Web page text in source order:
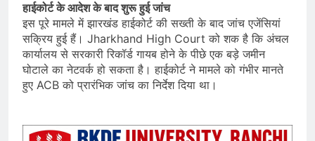
हाईकोर्ट के आदेश के बाद शुरू हुई जांच
इस पूरे मामले में झारखंड हाईकोर्ट की सख्ती के बाद जांच एजेंसियां
सक्रिय हुई हैं। Jharkhand High Court को शक है कि अंचल
कार्यालय से सरकारी रिकॉर्ड गायब होने के पीछे एक बड़े जमीन
घोटाले का नेटवर्क हो सकता है। हाईकोर्ट ने मामले को गंभीर मानते
हुए ACB को प्रारंभिक जांच का निर्देश दिया था।